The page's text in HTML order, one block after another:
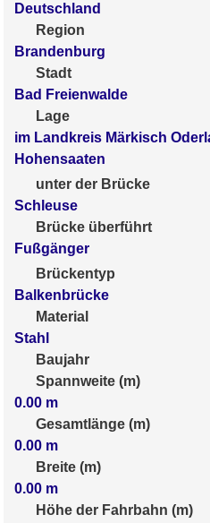
Deutschland
Region
Brandenburg
Stadt
Bad Freienwalde
Lage
im Landkreis Märkisch
Hohensaaten
unter der Brücke
Schleuse
Brücke überführt
Fußgänger
Brückentyp
Balkenbrücke
Material
Stahl
Baujahr
Spannweite (m)
0.00 m
Gesamtlänge (m)
0.00 m
Breite (m)
0.00 m
Höhe der Fahrbahn (m)